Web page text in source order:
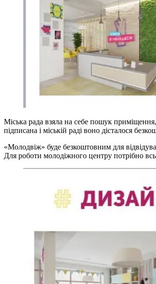
Міська рада взяла на себе пошук
підписана і міській раді воно дісталося
«Молодвіж» буде безкоштовним для
Для роботи молодіжного центру потрібно